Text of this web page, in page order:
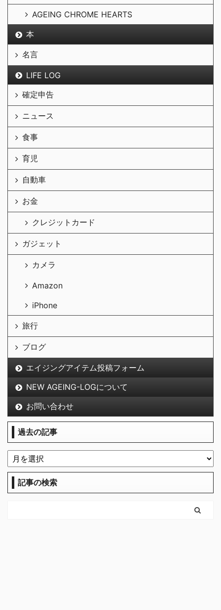
AGEING CHROME HEARTS
本
名言
LIFE LOG
確定申告
ニュース
食事
育児
自動車
お金
クレジットカード
ガジェット
カメラ
Amazon
iPhone
旅行
ブログ
エイジングアイテム投稿フォーム
NEW AGEING-LOGについて
お問い合わせ
過去の記事
記事の検索